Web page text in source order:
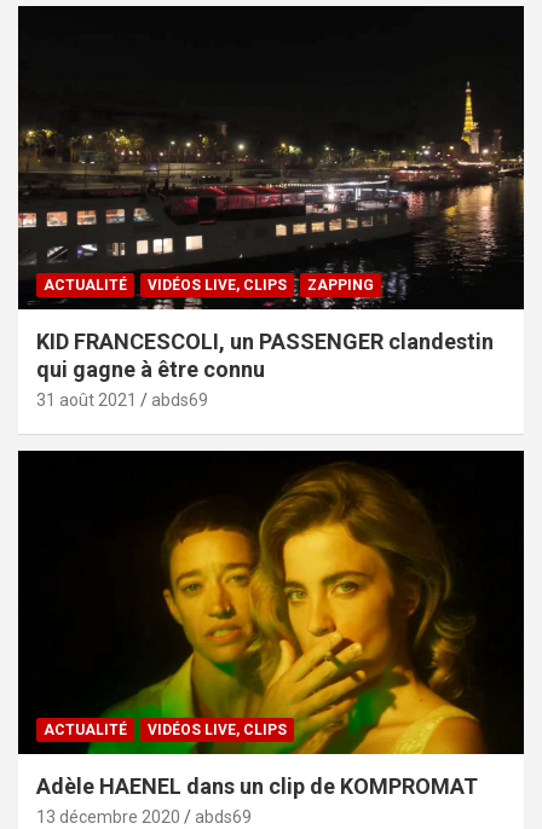
ACTUALITÉ VIDÉOS LIVE, CLIPS ZAPPING
KID FRANCESCOLI, un PASSENGER clandestin
qui gagne à être connu
31 août 2021 abds69
ACTUALITÉ VIDÉOS LIVE, CLIPS
Adèle HAENEL dans un clip de KOMPROMAT
13 décembre 2020 abds69